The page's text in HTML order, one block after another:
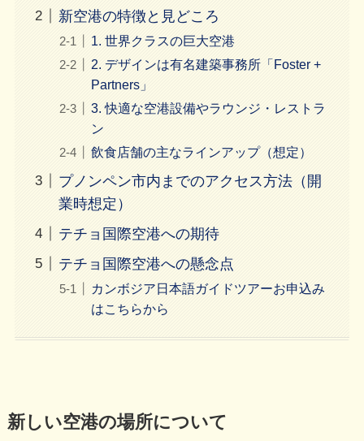
新空港の特徴と見どころ
1. 世界クラスの巨大空港
2. デザインは有名建築事務所「Foster +
Partners」
3. 快適な空港設備やラウンジ・レストラ
ン
飲食店舗の主なラインアップ（想定）
プノンペン市内までのアクセス方法（開
業時想定）
テチョ国際空港への期待
テチョ国際空港への懸念点
カンボジア日本語ガイドツアーお申込み
はこちらから
新しい空港の場所について